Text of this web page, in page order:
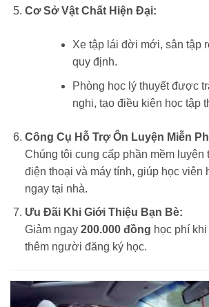
Cơ Sở Vật Chất Hiện Đại:
Xe tập lái đời mới, sân tập
quy định.
Phòng học lý thuyết được
nghi, tạo điều kiện học tập
Công Cụ Hỗ Trợ Ôn Luyện Miễn
Chúng tôi cung cấp phần mềm luyện
điện thoại và máy tính, giúp học viên
ngay tại nhà.
Ưu Đãi Khi Giới Thiệu Bạn Bè:
Giảm ngay 200.000 đồng học phí
thêm người đăng ký học.